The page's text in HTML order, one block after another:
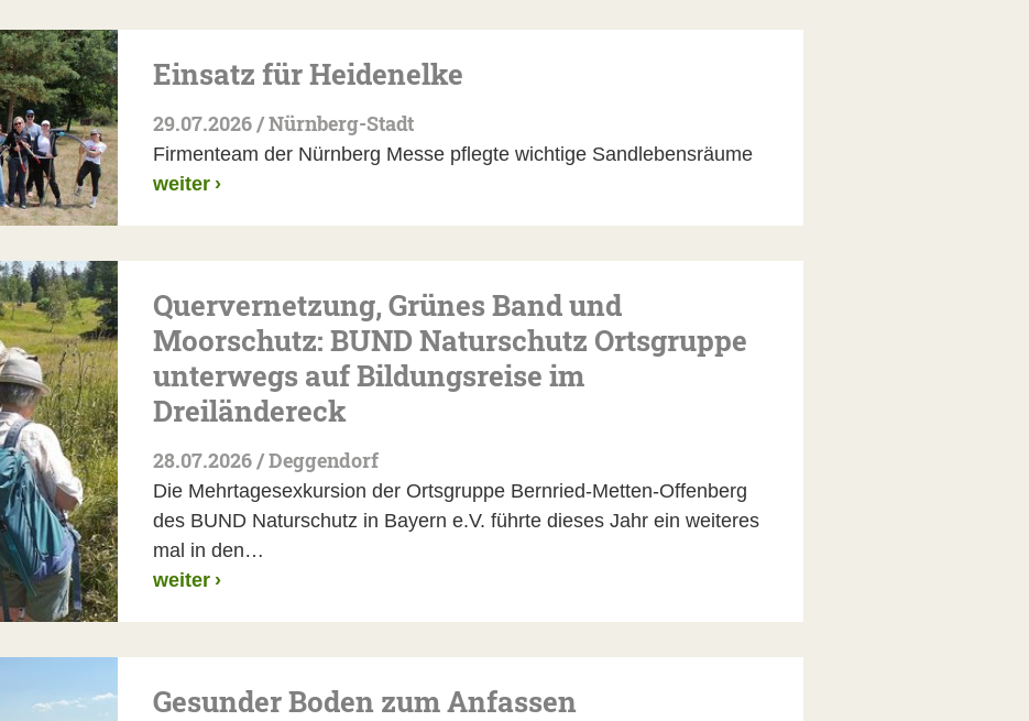
Einsatz für Heidenelke
29.07.2026 / Nürnberg-Stadt
Firmenteam der Nürnberg Messe pflegte wichtige Sandlebensräume
weiter ›
Quervernetzung, Grünes Band und
Moorschutz: BUND Naturschutz Ortsgruppe
unterwegs auf Bildungsreise im
Dreiländereck
28.07.2026 / Deggendorf
Die Mehrtagesexkursion der Ortsgruppe Bernried-Metten-Offenberg
des BUND Naturschutz in Bayern e.V. führte dieses Jahr ein weiteres
mal in den…
weiter ›
Gesunder Boden zum Anfassen